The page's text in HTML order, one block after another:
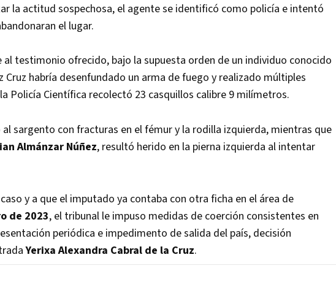
la actitud sospechosa, el agente se identificó como policía e intentó
el lugar.
al testimonio ofrecido, bajo la supuesta orden de un individuo conocido
Cruz habría desenfundado un arma de fuego y realizado múltiples
Policía Científica recolectó 23 casquillos calibre 9 milímetros.
sargento con fracturas en el fémur y la rodilla izquierda, mientras que
Almánzar Núñez, resultó herido en la pierna izquierda al intentar
y a que el imputado ya contaba con otra ficha en el área de
de 2023, el tribunal le impuso medidas de coerción consistentes en
periódica e impedimento de salida del país, decisión
Yerixa Alexandra Cabral de la Cruz.